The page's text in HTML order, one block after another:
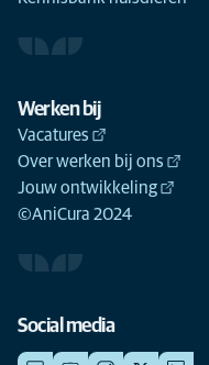
Werken bij
Vacatures
Over werken bij ons
Jouw ontwikkeling
©AniCura 2024
Social media